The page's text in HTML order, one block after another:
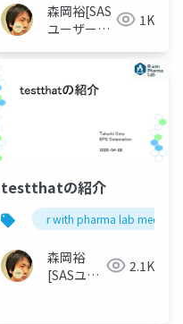
森岡裕[SAS
ユーザー総
1K
testthatの紹介
r with pharma lab meetup 1
森岡裕
[SASユー
2.1K